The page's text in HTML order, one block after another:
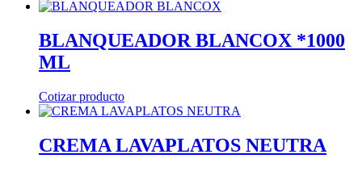
BLANQUEADOR BLANCOX *1000
ML
Cotizar producto
CREMA LAVAPLATOS NEUTRA